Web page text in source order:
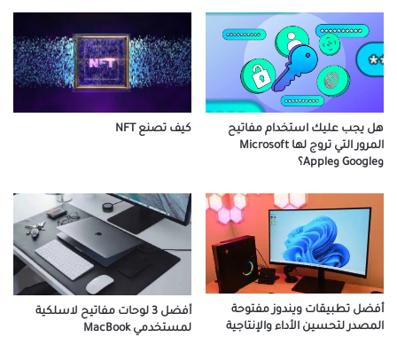
هل يجب عليك استخدام مفاتيح
المرور التي تروج لها Microsoft
وGoogle وApple؟
كيف تصنع NFT
أفضل تطبيقات ويندوز مفتوحة
المصدر لتحسين الأداء والإنتاجية
أفضل 3 لوحات مفاتيح لاسلكية
لمستخدمي MacBook